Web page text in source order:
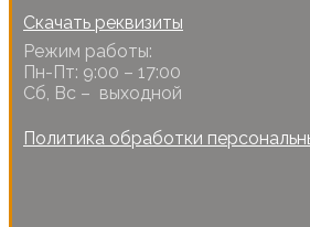
Скачать реквизиты
Режим работы:
Пн-Пт: 9:00 – 17:00
Сб, Вс – выходной
Политика обработки